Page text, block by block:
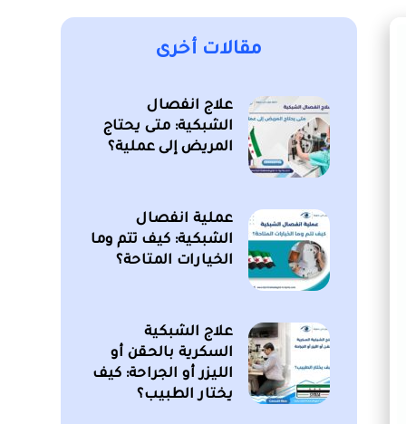
مقالات أخرى
علاج انفصال
الشبكية: متى يحتاج
المريض إلى عملية؟
عملية انفصال
الشبكية: كيف تتم وما
الخيارات المتاحة؟
علاج الشبكية
السكرية بالحقن أو
الليزر أو الجراحة: كيف
يختار الطبيب؟